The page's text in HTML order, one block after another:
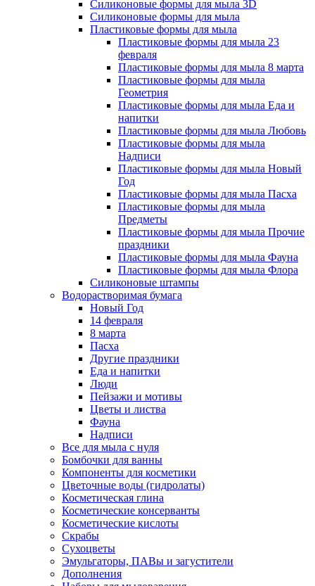
Силиконовые формы для мыла 3D
Силиконовые формы для мыла
Пластиковые формы для мыла
Пластиковые формы для мыла 23
февраля
Пластиковые формы для мыла 8 марта
Пластиковые формы для мыла
Геометрия
Пластиковые формы для мыла Еда и
напитки
Пластиковые формы для мыла Любовь
Пластиковые формы для мыла
Надписи
Пластиковые формы для мыла Новый
Год
Пластиковые формы для мыла Пасха
Пластиковые формы для мыла
Предметы
Пластиковые формы для мыла Прочие
праздники
Пластиковые формы для мыла Фауна
Пластиковые формы для мыла Флора
Силиконовые штампы
Водорастворимая бумага
Новый Год
14 февраля
8 марта
Пасха
Другие праздники
Еда и напитки
Люди
Пейзажи и мотивы
Цветы и листва
Фауна
Надписи
Все для мыла с нуля
Бомбочки для ванны
Компоненты для косметики
Цветочные воды (гидролаты)
Косметическая глина
Косметические консерванты
Косметические кислоты
Скрабы
Сухоцветы
Эмульгаторы, ПАВы и загустители
Дополнения